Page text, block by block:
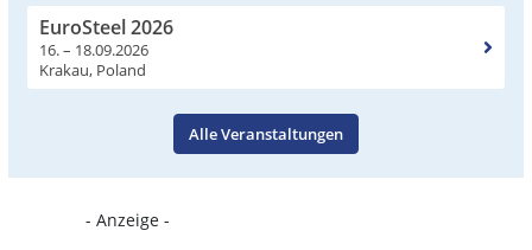
EuroSteel 2026
16. – 18.09.2026
Krakau, Poland
Alle Veranstaltungen
- Anzeige -